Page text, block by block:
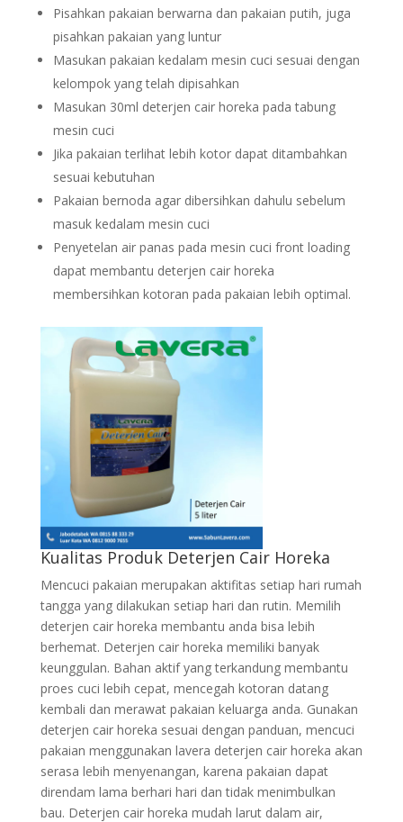
Pisahkan pakaian berwarna dan pakaian putih, juga
pisahkan pakaian yang luntur
Masukan pakaian kedalam mesin cuci sesuai dengan
kelompok yang telah dipisahkan
Masukan 30ml deterjen cair horeka pada tabung
mesin cuci
Jika pakaian terlihat lebih kotor dapat ditambahkan
sesuai kebutuhan
Pakaian bernoda agar dibersihkan dahulu sebelum
masuk kedalam mesin cuci
Penyetelan air panas pada mesin cuci front loading
dapat membantu deterjen cair horeka
membersihkan kotoran pada pakaian lebih optimal.
Kualitas Produk Deterjen Cair Horeka
Mencuci pakaian merupakan aktifitas setiap hari rumah
tangga yang dilakukan setiap hari dan rutin. Memilih
deterjen cair horeka membantu anda bisa lebih
berhemat. Deterjen cair horeka memiliki banyak
keunggulan. Bahan aktif yang terkandung membantu
proes cuci lebih cepat, mencegah kotoran datang
kembali dan merawat pakaian keluarga anda. Gunakan
deterjen cair horeka sesuai dengan panduan, mencuci
pakaian menggunakan lavera deterjen cair horeka akan
serasa lebih menyenangan, karena pakaian dapat
direndam lama berhari hari dan tidak menimbulkan
bau. Deterjen cair horeka mudah larut dalam air,